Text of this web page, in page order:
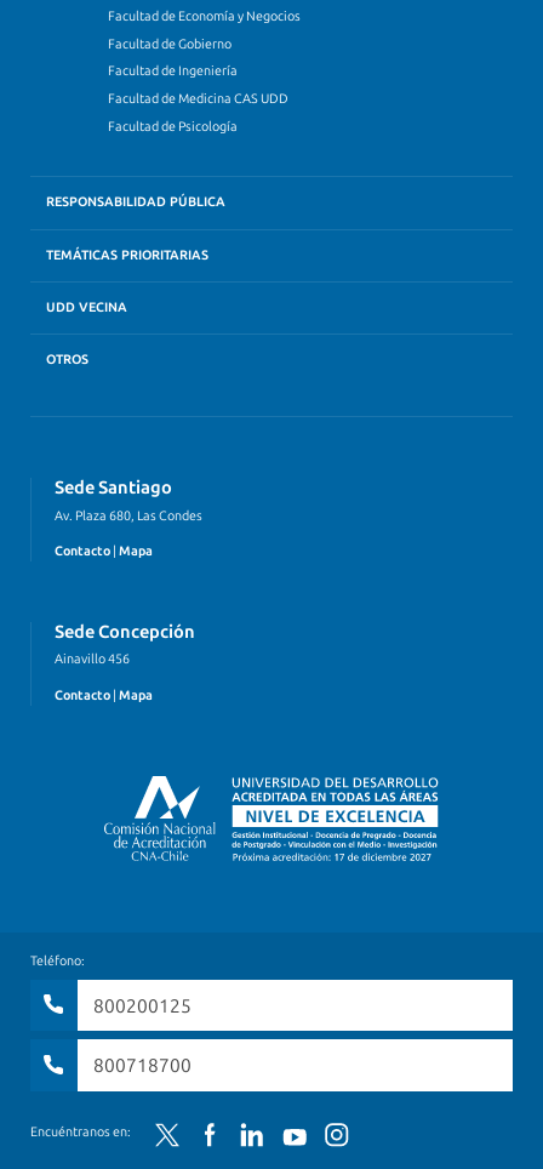
Facultad de Economía y Negocios
Facultad de Gobierno
Facultad de Ingeniería
Facultad de Medicina CAS UDD
Facultad de Psicología
RESPONSABILIDAD PÚBLICA
TEMÁTICAS PRIORITARIAS
UDD VECINA
OTROS
Sede Santiago
Av. Plaza 680, Las Condes
Contacto | Mapa
Sede Concepción
Ainavillo 456
Contacto | Mapa
Teléfono:
800200125
800718700
Encuéntranos en: Twitter FacebookLinkedInYouTubeInstagram